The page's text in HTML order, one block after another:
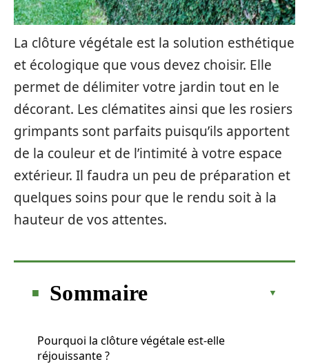
La clôture végétale est la solution esthétique
et écologique que vous devez choisir. Elle
permet de délimiter votre jardin tout en le
décorant. Les clématites ainsi que les rosiers
grimpants sont parfaits puisqu’ils apportent
de la couleur et de l’intimité à votre espace
extérieur. Il faudra un peu de préparation et
quelques soins pour que le rendu soit à la
hauteur de vos attentes.
Sommaire
Pourquoi la clôture végétale est-elle
réjouissante ?